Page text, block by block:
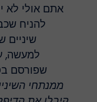
אתם אולי לא
להניח
שיניים
שפורסם